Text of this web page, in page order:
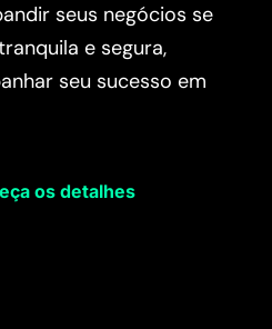
seus negócios se
e segura,
seu sucesso em
os detalhes